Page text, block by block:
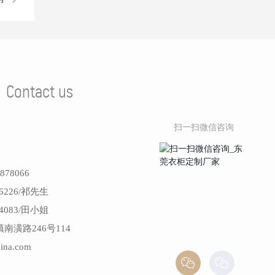
Contact us
祁先生
田小姐
南潢路246号114
扫一扫微信咨询